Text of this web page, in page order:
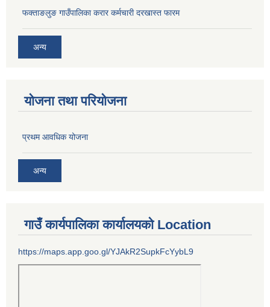
फक्ताङलुङ गाउँपालिका करार कर्मचारी दरखास्त फारम
अन्य
योजना तथा परियोजना
प्रथम आवधिक योजना
अन्य
गाउँ कार्यपालिका कार्यालयको Location
https://maps.app.goo.gl/YJAkR2SupkFcYybL9